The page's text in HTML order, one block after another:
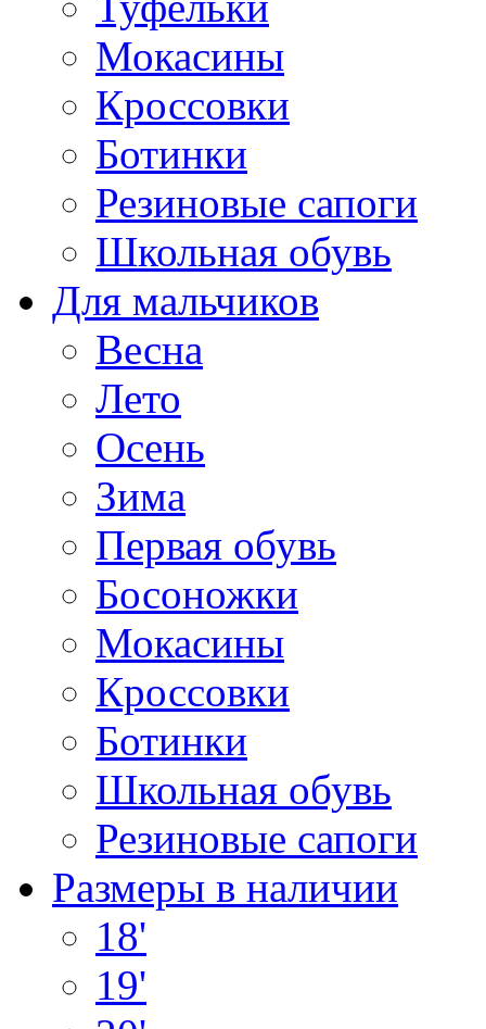
Мокасины
Кроссовки
Ботинки
Резиновые сапоги
Школьная обувь
Для мальчиков
Весна
Лето
Осень
Зима
Первая обувь
Босоножки
Мокасины
Кроссовки
Ботинки
Школьная обувь
Резиновые сапоги
Размеры в наличии
18'
19'